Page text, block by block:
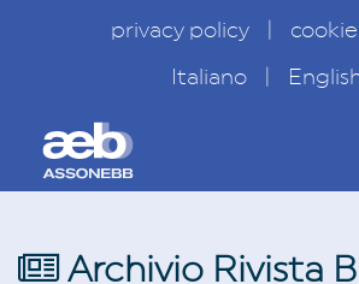
privacy policy
Italiano
Archivio Rivista